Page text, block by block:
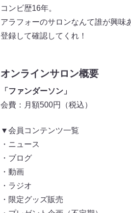
コンビ歴16年。
アラフォーのサロンなんて誰が興
登録して確認してくれ！
オンラインサロン概要
「ファンダーソン」
会費：月額500円（税込）
▼会員コンテンツ一覧
・ニュース
・ブログ
・動画
・ラジオ
・限定グッズ販売